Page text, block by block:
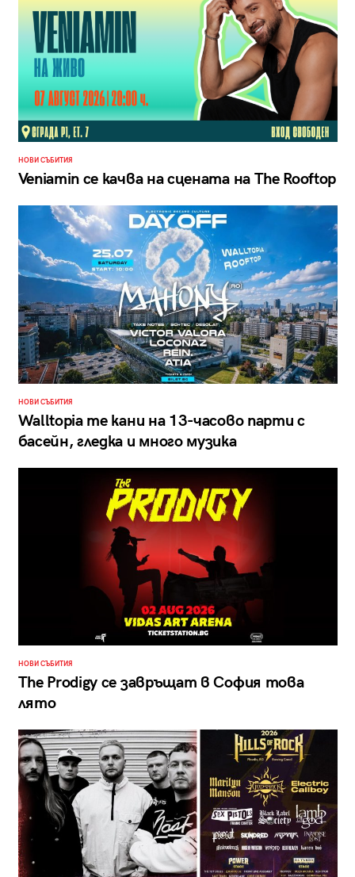
НОВИ СЪБИТИЯ
Veniamin се качва на сцената на The Rooftop
НОВИ СЪБИТИЯ
Walltopia те кани на 13-часово парти с
басейн, гледка и много музика
НОВИ СЪБИТИЯ
The Prodigy се завръщат в София това
лято